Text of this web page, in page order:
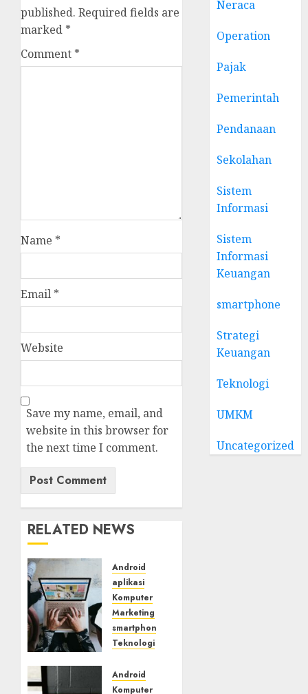
published. Required fields are
marked *
Comment *
Name *
Email *
Website
Save my name, email, and
website in this browser for
the next time I comment.
RELATED NEWS
Android
aplikasi
Komputer
Marketing
smartphone
Teknologi
Jangkauan
Online
Android
Komputer
Neraca
Operation
Pajak
Pemerintah
Pendanaan
Sekolahan
Sistem
Informasi
Sistem
Informasi
Keuangan
smartphone
Strategi
Keuangan
Teknologi
UMKM
Uncategorized